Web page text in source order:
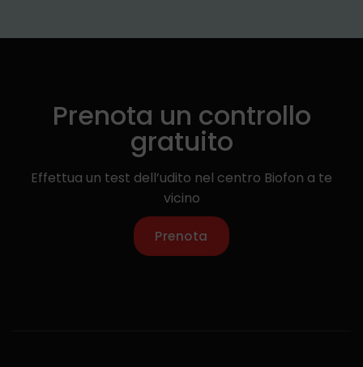
Prenota un controllo
gratuito
Effettua un test dell’udito nel centro Biofon a te
vicino
Prenota